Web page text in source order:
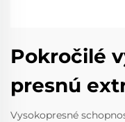
Pokročilé
presnú
Vysokopresné